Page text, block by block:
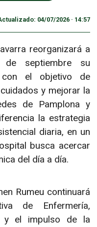
04/07/2026 · 14:57
reorganizará a
septiembre su
con el objetivo de
y mejorar la
de Pamplona y
la estrategia
diaria, en un
busca acercar
del día a día.
Rumeu continuará
de Enfermería,
y el impulso de la